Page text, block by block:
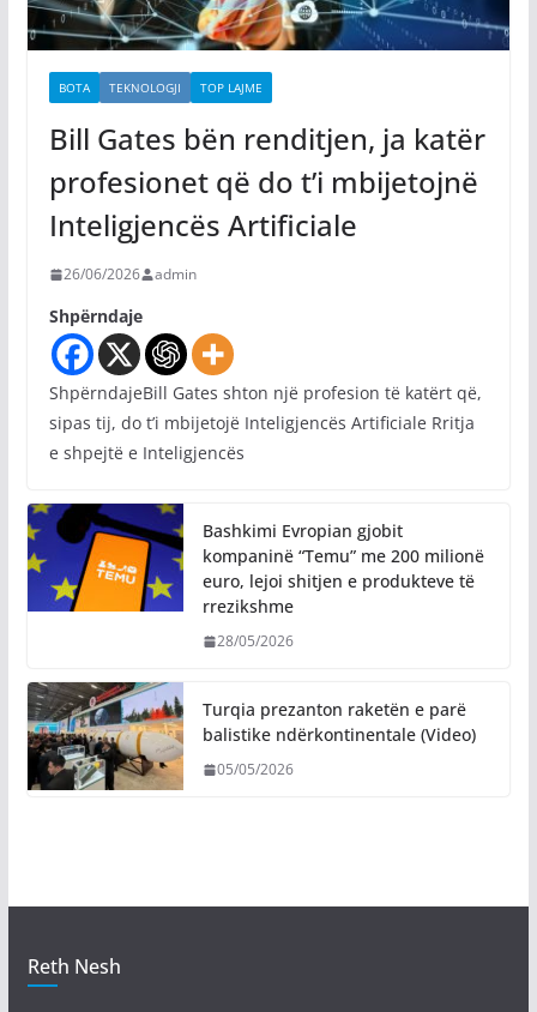
BOTA TEKNOLOGJI TOP LAJME
Bill Gates bën renditjen, ja katër
profesionet që do t’i mbijetojnë
Inteligjencës Artificiale
26/06/2026 admin
Shpërndaje
ShpërndajeBill Gates shton një profesion të katërt që,
sipas tij, do t’i mbijetojë Inteligjencës Artificiale Rritja
e shpejtë e Inteligjencës
Bashkimi Evropian gjobit
kompaninë “Temu” me 200 milionë
euro, lejoi shitjen e produkteve të
rrezikshme
28/05/2026
Turqia prezanton raketën e parë
balistike ndërkontinentale (Video)
05/05/2026
Reth Nesh